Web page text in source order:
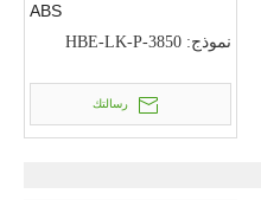
ABS
نموذج: HBE-LK-P-3850
رسالتك